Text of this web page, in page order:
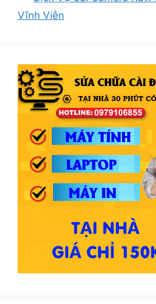
Vĩnh Viễn